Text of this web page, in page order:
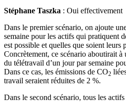
Stéphane Taszka : Oui effectivement
Dans le premier scénario, on ajoute
semaine pour les actifs qui pratiquent
est possible et quelles que soient leurs
Concrètement, ce scénario aboutirait
du télétravail d’un jour par semaine
Dans ce cas, les émissions de CO2
travail seraient réduites de 2 %.
Dans le second scénario, tous les